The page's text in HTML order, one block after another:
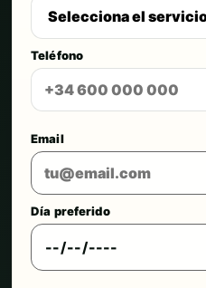
Teléfono
Email
Día preferido